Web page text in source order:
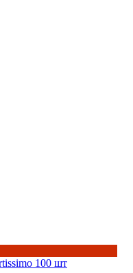
100 шт